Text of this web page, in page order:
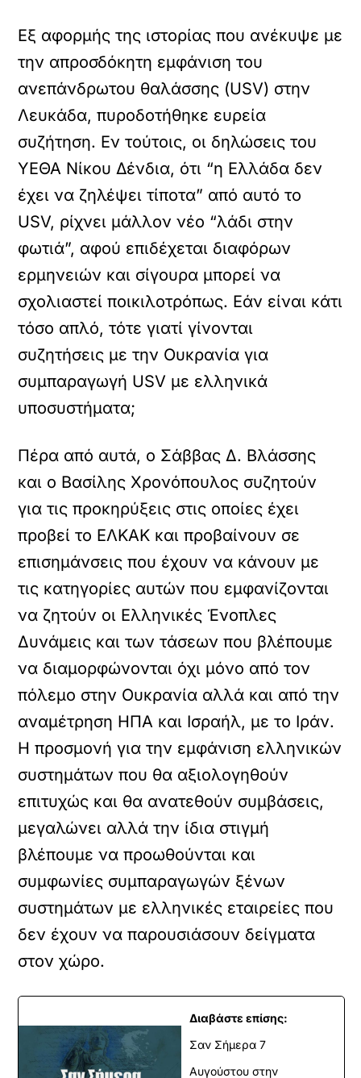
Εξ αφορμής της ιστορίας που ανέκυψε με
την απροσδόκητη εμφάνιση του
ανεπάνδρωτου θαλάσσης (USV) στην
Λευκάδα, πυροδοτήθηκε ευρεία
συζήτηση. Εν τούτοις, οι δηλώσεις του
ΥΕΘΑ Νίκου Δένδια, ότι “η Ελλάδα δεν
έχει να ζηλέψει τίποτα” από αυτό το
USV, ρίχνει μάλλον νέο “λάδι στην
φωτιά”, αφού επιδέχεται διαφόρων
ερμηνειών και σίγουρα μπορεί να
σχολιαστεί ποικιλοτρόπως. Εάν είναι κάτι
τόσο απλό, τότε γιατί γίνονται
συζητήσεις με την Ουκρανία για
συμπαραγωγή USV με ελληνικά
υποσυστήματα;
Πέρα από αυτά, ο Σάββας Δ. Βλάσσης
και ο Βασίλης Χρονόπουλος συζητούν
για τις προκηρύξεις στις οποίες έχει
προβεί το ΕΛΚΑΚ και προβαίνουν σε
επισημάνσεις που έχουν να κάνουν με
τις κατηγορίες αυτών που εμφανίζονται
να ζητούν οι Ελληνικές Ένοπλες
Δυνάμεις και των τάσεων που βλέπουμε
να διαμορφώνονται όχι μόνο από τον
πόλεμο στην Ουκρανία αλλά και από την
αναμέτρηση ΗΠΑ και Ισραήλ, με το Ιράν.
Η προσμονή για την εμφάνιση ελληνικών
συστημάτων που θα αξιολογηθούν
επιτυχώς και θα ανατεθούν συμβάσεις,
μεγαλώνει αλλά την ίδια στιγμή
βλέπουμε να προωθούνται και
συμφωνίες συμπαραγωγών ξένων
συστημάτων με ελληνικές εταιρείες που
δεν έχουν να παρουσιάσουν δείγματα
στον χώρο.
Διαβάστε επίσης:
Σαν Σήμερα 7
Αυγούστου στην